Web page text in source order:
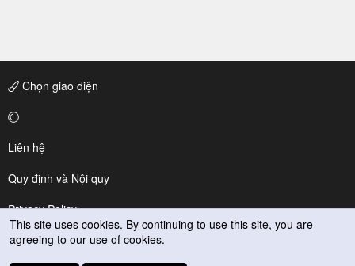
Chọn giao diện
Liên hệ
Quy định và Nội quy
Privacy Policy
Trợ giúp
This site uses cookies. By continuing to use this site, you are
agreeing to our use of cookies.